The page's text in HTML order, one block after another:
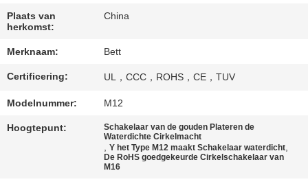
PRIVACY
Plaats van
herkomst:
China
Merknaam: Bett
Certificering: UL，CCC，ROHS，CE，TUV
Modelnummer: M12
Hoogtepunt:
Schakelaar van de gouden Plateren de
Waterdichte Cirkelmacht
,Y het Type M12 maakt Schakelaar waterdicht,
De RoHS goedgekeurde Cirkelschakelaar van
M16